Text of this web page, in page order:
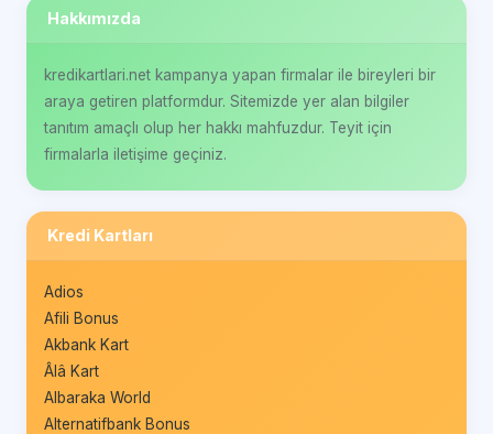
Hakkımızda
kredikartlari.net kampanya yapan firmalar ile bireyleri bir
araya getiren platformdur. Sitemizde yer alan bilgiler
tanıtım amaçlı olup her hakkı mahfuzdur. Teyit için
firmalarla iletişime geçiniz.
Kredi Kartları
Adios
Afili Bonus
Akbank Kart
Âlâ Kart
Albaraka World
Alternatifbank Bonus